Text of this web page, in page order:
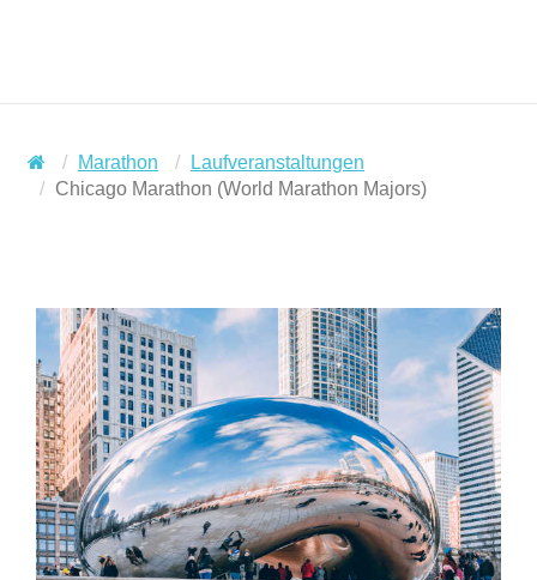
Marathon
Laufveranstaltungen
Chicago Marathon (World Marathon Majors)